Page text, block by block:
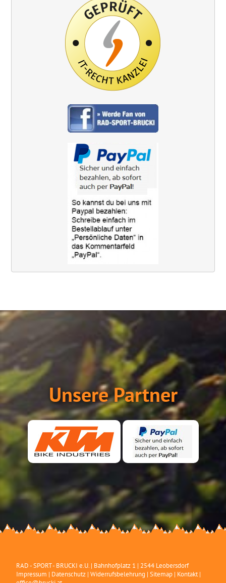
Unsere Partner
RAD - SPORT - BRUCKI e.U. | Bahnhofplatz 1 | 2544 Leobersdorf
Impressum | Datenschutz |Widerrufsbelehrung |Sitemap | Kontakt|